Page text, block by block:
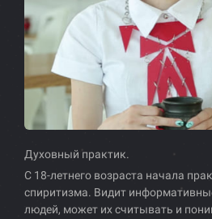
Духовный практик.
С 18-летнего возраста начала
спиритизма. Видит
людей, может их считывать и